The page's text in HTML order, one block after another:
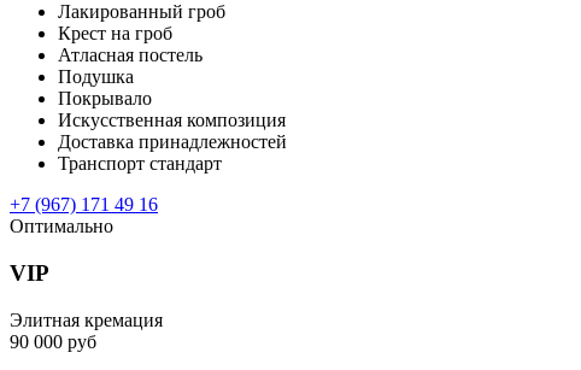
Лакированный гроб
Крест на гроб
Атласная постель
Подушка
Покрывало
Искусственная композиция
Доставка принадлежностей
Транспорт стандарт
+7 (967) 171 49 16
Оптимально
VIP
Элитная кремация
90 000 руб